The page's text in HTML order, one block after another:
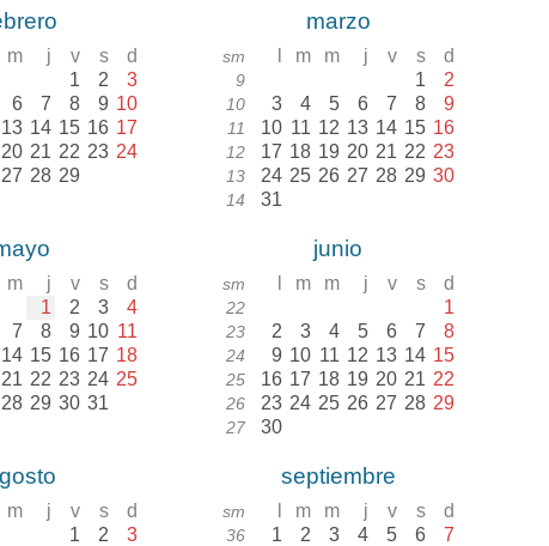
m j v s d
1 2 3
6 7 8 9 10
13 14 15 16 17
20 21 22 23 24
27 28 29
marzo
sm m m j v s d
9 1 2
10 3 4 5 6 7 8 9
11 10 11 12 13 14 15 16
12 17 18 19 20 21 22 23
13 24 25 26 27 28 29 30
14 31
m j v s d
1 2 3 4
7 8 9 10 11
14 15 16 17 18
21 22 23 24 25
28 29 30 31
junio
sm m m j v s d
22 1
23 2 3 4 5 6 7 8
24 9 10 11 12 13 14 15
25 16 17 18 19 20 21 22
26 23 24 25 26 27 28 29
27 30
m j v s d
1 2 3
septiembre
sm m m j v s d
36 1 2 3 4 5 6 7